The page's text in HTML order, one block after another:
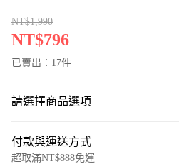
NT$1,990
NT$796
已賣出：17件
請選擇商品選項
付款與運送方式
超取滿NT$888免運